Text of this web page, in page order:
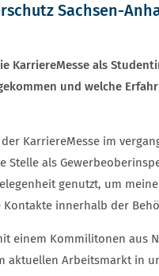
Sachsen-
KarriereMesse als
und welche
KarriereMesse im
Stelle als
genutzt, um
innerhalb der
einem Kommilitonen aus
aktuellen Arbeitsmarkt in